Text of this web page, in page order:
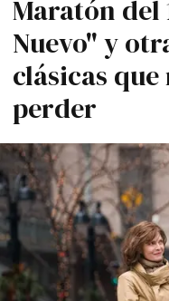
Maratón del
Nuevo" y
clásicas
perder